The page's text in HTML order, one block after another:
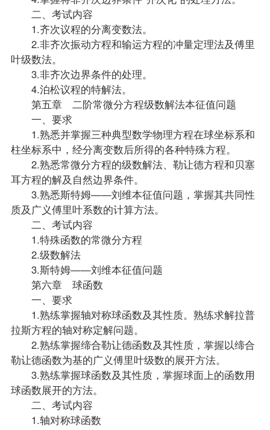
二、考试内容
1.齐次议程的分离变数法。
2.非齐次振动方程和输运方程的冲量定理法及傅里
叶级数法。
3.非齐次边界条件的处理。
4.泊松议程的特解法。
第五章 二阶常微分方程级数解法本征值问题
一、要求
1.熟悉并掌握三种典型数学物理方程在球坐标系和
柱坐标系中，经分离变数后所得的各种特殊方程。
2.熟悉常微分方程的级数解法、勒让德方程和贝塞
耳方程的解及自然边界条件。
3.熟悉斯特姆——刘维本征值问题，掌握其共同性
质及广义傅里叶系数的计算方法。
二、考试内容
1.特殊函数的常微分方程
2.级数解法
3.斯特姆——刘维本征值问题
第六章 球函数
一、要求
1.熟练掌握轴对称球函数及其性质。熟练求解拉普
拉斯方程的轴对称定解问题。
2.熟练掌握缔合勒让德函数及其性质，掌握以缔合
勒让德函数为基的广义傅里叶级数的展开方法。
3.熟练掌握球函数及其性质，掌握球面上的函数用
球函数展开的方法。
二、考试内容
1.轴对称球函数